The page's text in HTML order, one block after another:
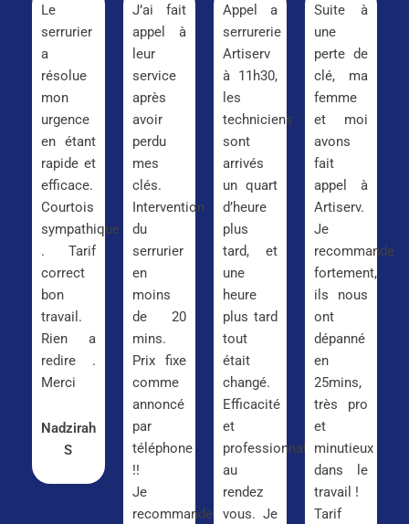
Le
serrurier
a
résolue
mon
urgence
en étant
rapide et
efficace.
Courtois
sympathique
. Tarif
correct
bon
travail.
Rien a
redire .
Merci
Nadzirah
S
J’ai fait
appel à
leur
service
après
avoir
perdu
mes
clés.
Intervention
du
serrurier
en
moins
de 20
mins.
Prix fixe
comme
annoncé
par
téléphone
!!
Je
recommande
Appel a
serrurerie
Artiserv
à 11h30,
les
techniciens
sont
arrivés
un quart
d’heure
plus
tard, et
une
heure
plus tard
tout
était
changé.
Efficacité
et
professionnalisme
au
rendez
vous. Je
Suite à
une
perte de
clé, ma
femme
et moi
avons
fait
appel à
Artiserv.
Je
recommande
fortement,
ils nous
ont
dépanné
en
25mins,
très pro
et
minutieux
dans le
travail !
Tarif